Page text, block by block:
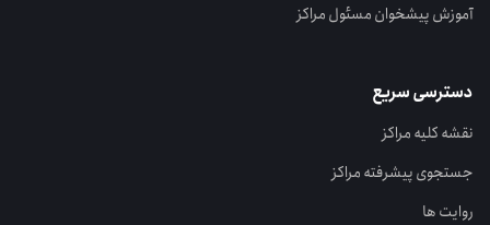
آموزش پیشخوان مسئول مراکز
دسترسی سریع
نقشه کلیه مراکز
جستجوی پیشرفته مراکز
روایت ها